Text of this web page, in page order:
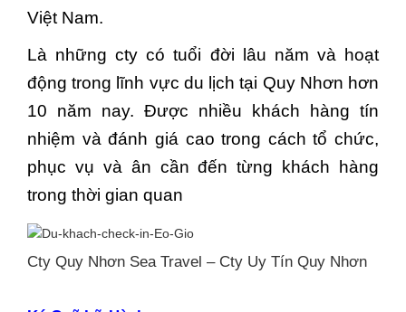
Việt Nam.
Là những cty có tuổi đời lâu năm và hoạt
động trong lĩnh vực du lịch tại Quy Nhơn hơn
10 năm nay. Được nhiều khách hàng tín
nhiệm và đánh giá cao trong cách tổ chức,
phục vụ và ân cần đến từng khách hàng
trong thời gian quan
Cty Quy Nhơn Sea Travel – Cty Uy Tín Quy Nhơn